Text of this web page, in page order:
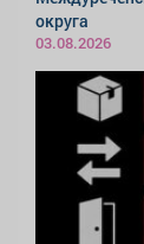
округа
03.08.2026